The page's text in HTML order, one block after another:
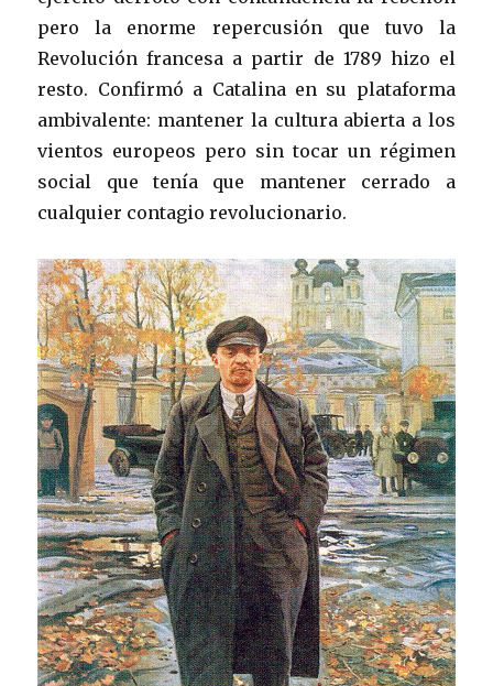
pero la enorme repercusión que tuvo la
Revolución francesa a partir de 1789 hizo el
resto. Confirmó a Catalina en su plataforma
ambivalente: mantener la cultura abierta a los
vientos europeos pero sin tocar un régimen
social que tenía que mantener cerrado a
cualquier contagio revolucionario.